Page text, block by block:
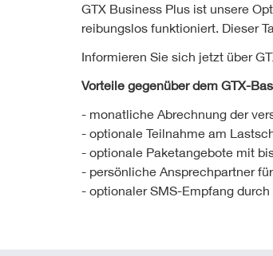
GTX Business Plus ist unsere
reibungslos funktioniert. Dieser
Informieren Sie sich jetzt über
Vorteile gegenüber dem GTX-
- monatliche Abrechnung der
- optionale Teilnahme am
- optionale Paketangebote mit
- persönliche Ansprechpartner
- optionaler SMS-Empfang